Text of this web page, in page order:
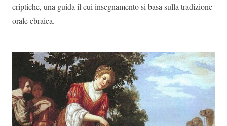
criptiche, una guida il cui insegnamento si basa sulla tradizione
orale ebraica.